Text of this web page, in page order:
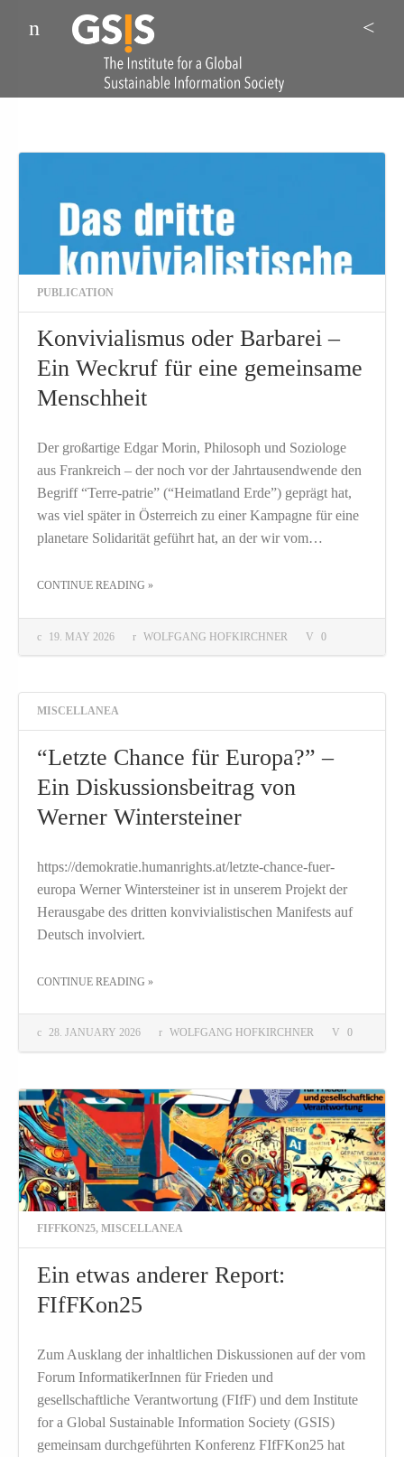
Menu
PUBLICATION
Konvivialismus oder Barbarei –
Ein Weckruf für eine gemeinsame
Menschheit
19. MAY 2026 WOLFGANG HOFKIRCHNER 0
Der großartige Edgar Morin, Philosoph und Soziologe
aus Frankreich – der noch vor der Jahrtausendwende den
Begriff “Terre-patrie” (“Heimatland Erde”) geprägt hat,
was viel später in Österreich zu einer Kampagne für eine
planetare Solidarität geführt hat, an der wir vom…
CONTINUE READING THE "KONVIVIALISMUS ODER BARBAREI – EIN WECKRUF FÜR EINE GEMEINSAME MENSCHHEIT"
»
MISCELLANEA
“Letzte Chance für Europa?” –
Ein Diskussionsbeitrag von
Werner Wintersteiner
28. JANUARY 2026 WOLFGANG HOFKIRCHNER 0
https://demokratie.humanrights.at/letzte-chance-fuer-
europa Werner Wintersteiner ist in unserem Projekt der
Herausgabe des dritten konvivialistischen Manifests auf
Deutsch involviert.
CONTINUE READING »
FIFFKON25, MISCELLANEA
Ein etwas anderer Report:
FIfFKon25
Zum Ausklang der inhaltlichen Diskussionen auf der vom
Forum InformatikerInnen für Frieden und
gesellschaftliche Verantwortung (FIfF) und dem Institute
for a Global Sustainable Information Society (GSIS)
gemeinsam durchgeführten Konferenz FIfFKon25 hat